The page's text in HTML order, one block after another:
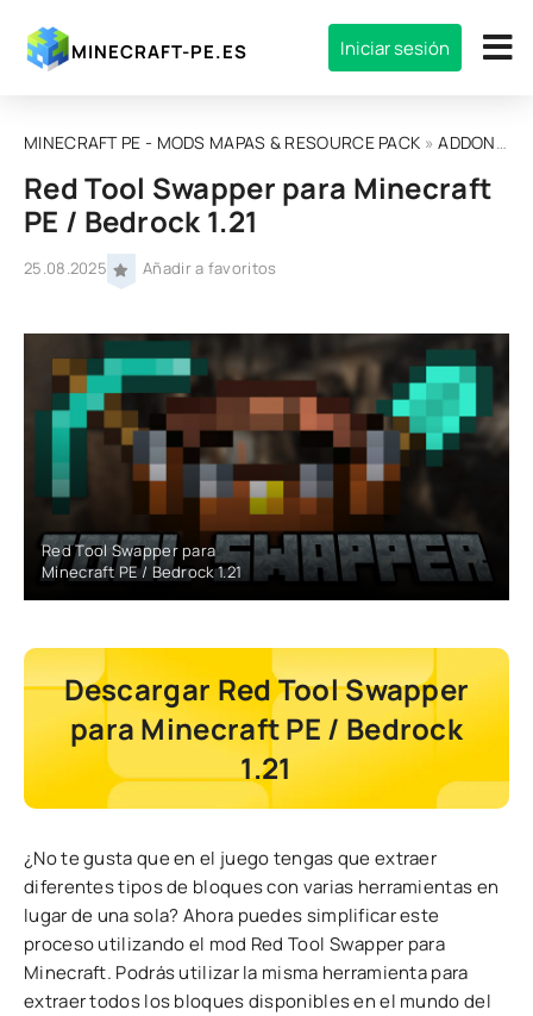
MINECRAFT-PE.ES Iniciar sesión
MINECRAFT PE - MODS MAPAS & RESOURCE PACK »ADDONS
Red Tool Swapper para Minecraft
PE / Bedrock 1.21
25.08.2025 Añadir a favoritos
Red Tool Swapper para
Minecraft PE / Bedrock 1.21
Descargar Red Tool Swapper
para Minecraft PE / Bedrock
1.21
¿No te gusta que en el juego tengas que extraer
diferentes tipos de bloques con varias herramientas en
lugar de una sola? Ahora puedes simplificar este
proceso utilizando el mod Red Tool Swapper para
Minecraft. Podrás utilizar la misma herramienta para
extraer todos los bloques disponibles en el mundo del